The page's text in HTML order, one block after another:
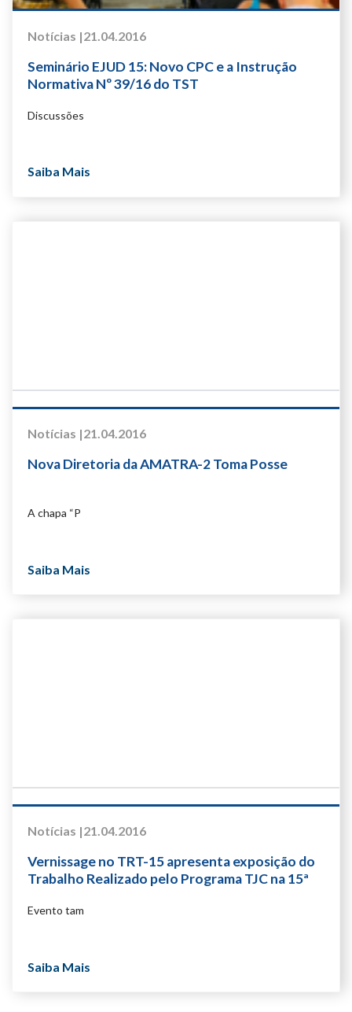
Notícias |21.04.2016
Seminário EJUD 15: Novo CPC e a Instrução
Normativa Nº 39/16 do TST
Discussões
Saiba Mais
Notícias |21.04.2016
Nova Diretoria da AMATRA-2 Toma Posse
A chapa “P
Saiba Mais
Notícias |21.04.2016
Vernissage no TRT-15 apresenta exposição do
Trabalho Realizado pelo Programa TJC na 15ª
Evento tam
Saiba Mais